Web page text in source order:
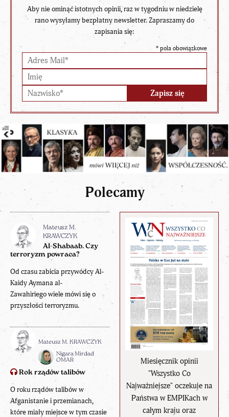
Aby nie ominąć istotnych opinii, raz w tygodniu w niedzielę
rano wysyłamy bezpłatny newsletter. Zapraszamy do
zapisania się:
* pola obowiązkowe
Polecamy
Miesięcznik opinii
"Wszystko Co
Najważniejsze" oczekuje na
Państwa w EMPIKach w
całym kraju oraz
Mateusz M.
KRAWCZYK
Al-Shabaab. Czy
terroryzm powraca?
Od czasu zabicia przywódcy Al-
Kaidy Aymana al-
Zawahiriego wiele mówi się o
przyszłości terroryzmu.
Mateusz M. KRAWCZYK
Nigara Mirdad
OMAR
Rok rządów talibów
O roku rządów talibów w
Afganistanie i przemianach,
które miały miejsce w tym czasie